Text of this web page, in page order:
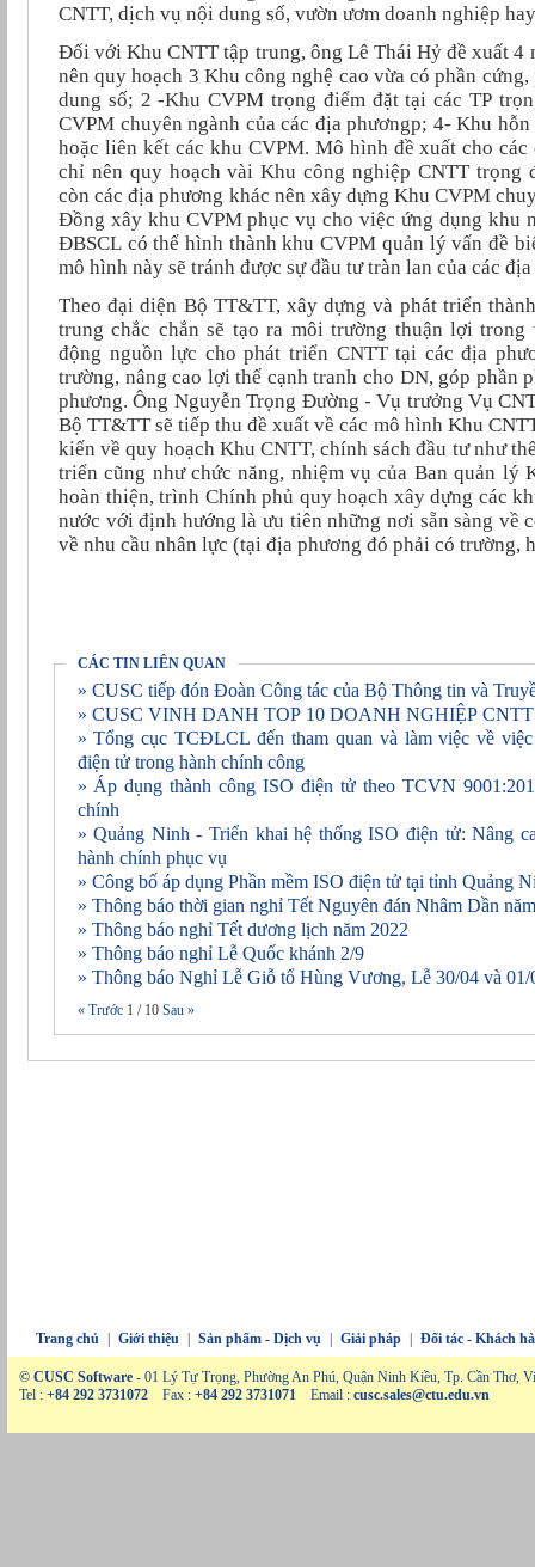
CNTT, dịch vụ nội dung số, vườn ươm doanh nghiệp
Đối với Khu CNTT tập trung, ông Lê Thái Hỷ đề xuất 4
nên quy hoạch 3 Khu công nghệ cao vừa có phần
dung số; 2 -Khu CVPM trọng điểm đặt tại các TP
CVPM chuyên ngành của các địa phươngp; 4- Khu
hoặc liên kết các khu CVPM. Mô hình đề xuất cho
chỉ nên quy hoạch vài Khu công nghiệp CNTT trọng
còn các địa phương khác nên xây dựng Khu CVPM
Đồng xây khu CVPM phục vụ cho việc ứng dụng khu
ĐBSCL có thể hình thành khu CVPM quản lý vấn đề
mô hình này sẽ tránh được sự đầu tư tràn lan của các
Theo đại diện Bộ TT&TT, xây dựng và phát triển
trung chắc chắn sẽ tạo ra môi trường thuận lợi
động nguồn lực cho phát triển CNTT tại các địa
trường, nâng cao lợi thế cạnh tranh cho DN, góp phần
phương. Ông Nguyễn Trọng Đường - Vụ trưởng Vụ
Bộ TT&TT sẽ tiếp thu đề xuất về các mô hình Khu
kiến về quy hoạch Khu CNTT, chính sách đầu tư như
triển cũng như chức năng, nhiệm vụ của Ban quản lý
hoàn thiện, trình Chính phủ quy hoạch xây dựng các
nước với định hướng là ưu tiên những nơi sẵn sàng về
về nhu cầu nhân lực (tại địa phương đó phải có trường,
CÁC TIN LIÊN QUAN
» CUSC tiếp đón Đoàn Công tác của Bộ Thông tin và
» CUSC VINH DANH TOP 10 DOANH NGHIỆP
» Tổng cục TCĐLCL đến tham quan và làm việc về việc áp dụng phần mềm ISO
điện tử trong hành chính công
» Áp dụng thành công ISO điện tử theo TCVN 9001:2015 vào 227 cơ quan hành
chính
» Quảng Ninh - Triển khai hệ thống ISO điện tử: Nâng cao hiệu lực, hiệu quả nền
hành chính phục vụ
» Công bố áp dụng Phần mềm ISO điện tử tại tỉnh Quảng
» Thông báo thời gian nghỉ Tết Nguyên đán Nhâm Dần
» Thông báo nghỉ Tết dương lịch năm 2022
» Thông báo nghỉ Lễ Quốc khánh 2/9
» Thông báo Nghỉ Lễ Giỗ tổ Hùng Vương, Lễ 30/04 và 01/
« Trước 1 / 10 Sau »
Trang chủ Giới thiệu Sản phẩm - Dịch vụ Giải pháp Đối tác - Khách
© CUSC Software - 01 Lý Tự Trọng, Phường An Phú, Quận Ninh Kiều, Tp. Cần Thơ,
Tel : +84 292 3731072 Fax : +84 292 3731071 Email : cusc.sales@ctu.edu.vn